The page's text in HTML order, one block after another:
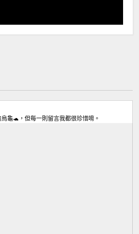
龜🐢，但每一則留言我都很珍惜唷。